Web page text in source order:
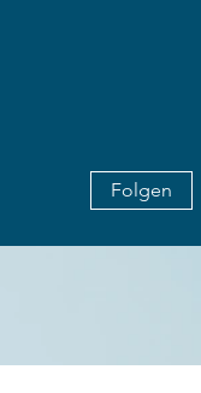
Folgen